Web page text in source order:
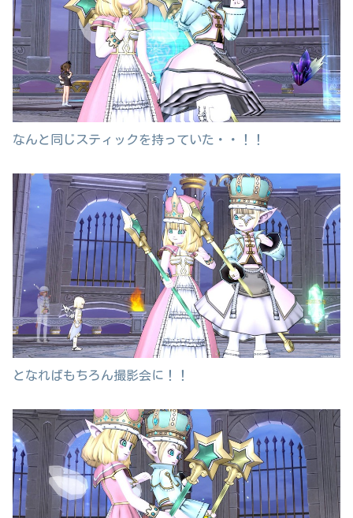
なんと同じスティックを持っていた・・！！
となればもちろん撮影会に！！